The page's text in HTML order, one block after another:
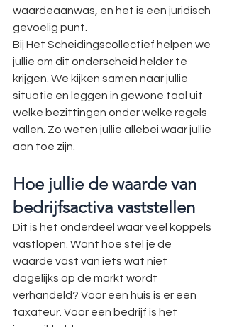
waardeaanwas, en het is een juridisch
gevoelig punt.
Bij Het Scheidingscollectief helpen we
jullie om dit onderscheid helder te
krijgen. We kijken samen naar jullie
situatie en leggen in gewone taal uit
welke bezittingen onder welke regels
vallen. Zo weten jullie allebei waar jullie
aan toe zijn.
Hoe jullie de waarde van
bedrijfsactiva vaststellen
Dit is het onderdeel waar veel koppels
vastlopen. Want hoe stel je de
waarde vast van iets wat niet
dagelijks op de markt wordt
verhandeld? Voor een huis is er een
taxateur. Voor een bedrijf is het